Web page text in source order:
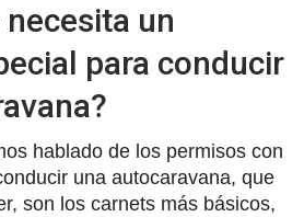
necesita un
para conducir
hablado de los permisos con
una autocaravana, que
son los carnets más básicos,